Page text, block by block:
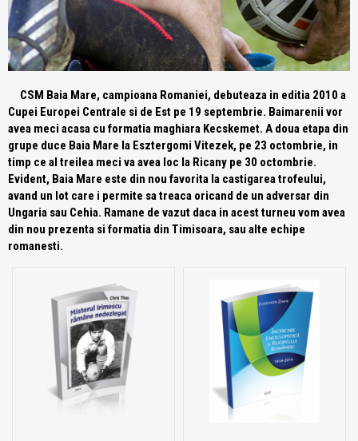
CSM Baia Mare, campioana Romaniei, debuteaza in editia 2010 a
Cupei Europei Centrale si de Est pe 19 septembrie. Baimarenii vor
avea meci acasa cu formatia maghiara Kecskemet. A doua etapa din
grupe duce Baia Mare la Esztergomi Vitezek, pe 23 octombrie, in
timp ce al treilea meci va avea loc la Ricany pe 30 octombrie.
Evident, Baia Mare este din nou favorita la castigarea trofeului,
avand un lot care i permite sa treaca oricand de un adversar din
Ungaria sau Cehia. Ramane de vazut daca in acest turneu vom avea
din nou prezenta si formatia din Timisoara, sau alte echipe
romanesti.